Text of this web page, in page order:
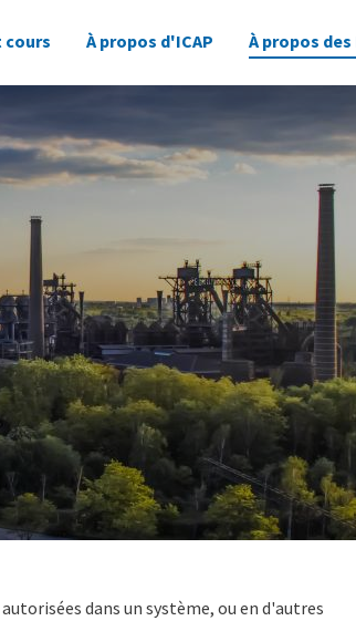
cours À propos d'ICAP À propos des
dans un système, ou en d'autres